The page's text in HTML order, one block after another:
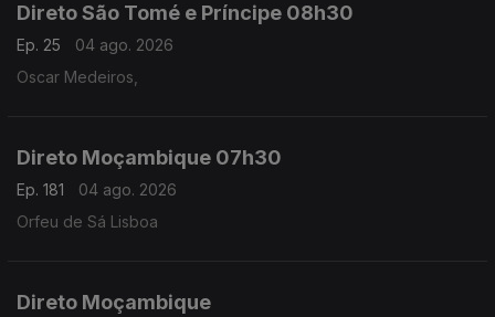
Direto São Tomé e Príncipe 08h30
Ep. 25
04 ago. 2026
Oscar Medeiros,
Direto Moçambique 07h30
Ep. 181
04 ago. 2026
Orfeu de Sá Lisboa
Direto Moçambique